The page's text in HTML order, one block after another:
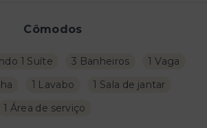
Cômodos
1 Suíte 3 Banheiros
1 Vaga
1 Lavabo
1 Sala de jantar
1 Área de serviço